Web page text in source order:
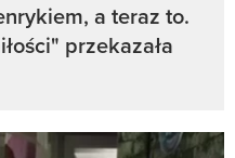
a teraz to.
przekazała